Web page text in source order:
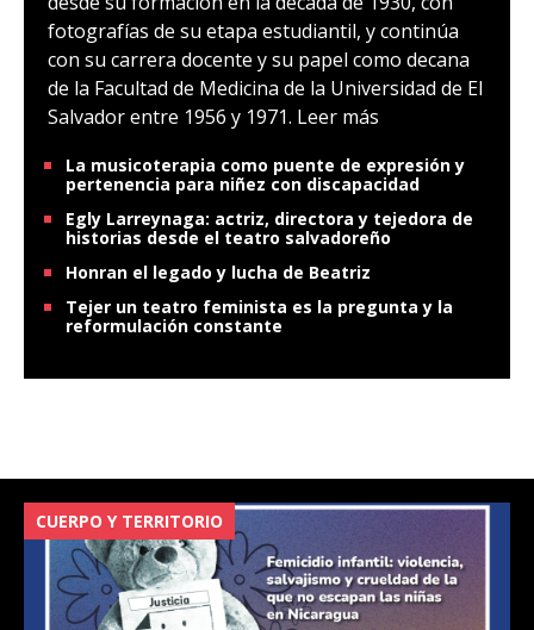
fotografías de su etapa estudiantil, y continúa
con su carrera docente y su papel como decana
de la Facultad de Medicina de la Universidad de El
Salvador entre 1956 y 1971. Leer más
La musicoterapia como puente de expresión y
pertenencia para niñez con discapacidad
Egly Larreynaga: actriz, directora y tejedora de
historias desde el teatro salvadoreño
Honran el legado y lucha de Beatriz
Tejer un teatro feminista es la pregunta y la
reformulación constante
CUERPO Y TERRITORIO